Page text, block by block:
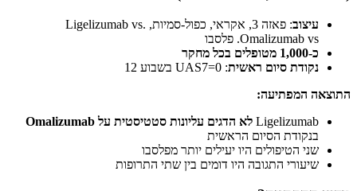
עיצוב
: פאזה 3, אקראי, כפול-סמיות, Ligelizumab vs.
Omalizumab vs. פלסבו
כ-1,000 מטופלים בכל מחקר
נקודת סיום ראשית: UAS7=0 בשבוע 12
התוצאה המפתיעה:
Ligelizumab לא הדגים עליונות סטטיסטית על Omalizumab
בנקודת הסיום הראשית
שני הטיפולים היו יעילים יותר מפלסבו
שיעורי התגובה היו דומים בין שתי התרופות